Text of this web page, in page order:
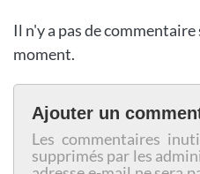
Il n'y a pas de
moment.
Ajouter un
Les commentaires
supprimés par les